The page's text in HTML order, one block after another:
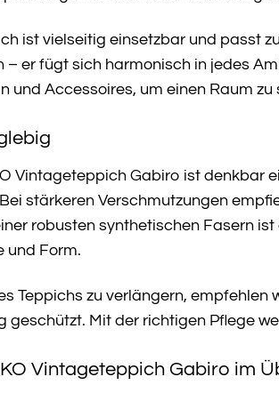
ist vielseitig einsetzbar und passt
– er fügt sich harmonisch in jedes
und Accessoires, um einen Raum
Vintageteppich Gabiro ist denkbar
stärkeren Verschmutzungen
robusten synthetischen Fasern
und Form.
Teppichs zu verlängern,
geschützt. Mit der richtigen Pflege
Vintageteppich Gabiro im